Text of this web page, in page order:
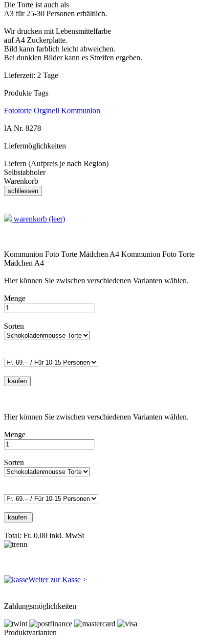
Die Torte ist auch als
A3 für 25-30 Personen erhältlich.
Wir drucken mit Lebensmittelfarbe
auf A4 Zuckerplatte.
Bild kann farblich leicht abweichen.
Bei dunklen Bilder kann es Streifen ergeben.
Lieferzeit: 2 Tage
Produkte Tags
Fototorte Orginell Kommunion
IA Nr. 8278
Liefermöglichkeiten
Liefern (Aufpreis je nach Region)
Selbstabholer
Warenkorb
warenkorb (leer)
Kommunion Foto Torte Mädchen A4 Kommunion Foto Torte
Mädchen A4
Hier können Sie zwischen verschiedenen Varianten wählen.
Menge
Sorten
Hier können Sie zwischen verschiedenen Varianten wählen.
Menge
Sorten
Total: Fr. 0.00 inkl. MwSt
Weiter zur Kasse >
Zahlungsmöglichkeiten
Produktvarianten